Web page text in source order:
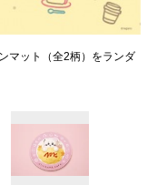
マット（全2柄）をランダ